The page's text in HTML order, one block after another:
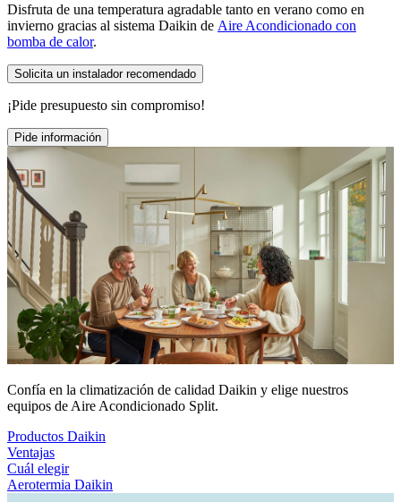
Disfruta de una temperatura agradable tanto en verano como en
invierno gracias al sistema Daikin de Aire Acondicionado con
bomba de calor.
Solicita un instalador recomendado
¡Pide presupuesto sin compromiso!
Pide información
Confía en la climatización de calidad Daikin y elige nuestros
equipos de Aire Acondicionado Split.
Productos Daikin
Ventajas
Cuál elegir
Aerotermia Daikin